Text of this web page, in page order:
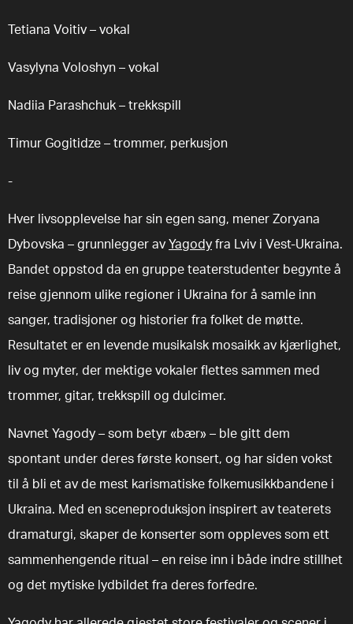
Tetiana Voitiv – vokal
Vasylyna Voloshyn – vokal
Nadiia Parashchuk – trekkspill
Timur Gogitidze – trommer, perkusjon
-
Hver livsopplevelse har sin egen sang, mener Zoryana
Dybovska – grunnlegger av Yagody fra Lviv i Vest-Ukraina.
Bandet oppstod da en gruppe teaterstudenter begynte å
reise gjennom ulike regioner i Ukraina for å samle inn
sanger, tradisjoner og historier fra folket de møtte.
Resultatet er en levende musikalsk mosaikk av kjærlighet,
liv og myter, der mektige vokaler flettes sammen med
trommer, gitar, trekkspill og dulcimer.
Navnet Yagody – som betyr «bær» – ble gitt dem
spontant under deres første konsert, og har siden vokst
til å bli et av de mest karismatiske folkemusikkbandene i
Ukraina. Med en sceneproduksjon inspirert av teaterets
dramaturgi, skaper de konserter som oppleves som ett
sammenhengende ritual – en reise inn i både indre stillhet
og det mytiske lydbildet fra deres forfedre.